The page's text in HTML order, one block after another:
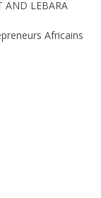
AND LEBARA
Africains